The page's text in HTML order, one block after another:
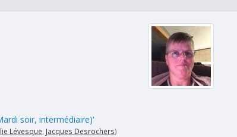
soir, intermédiaire)'
Lévesque Jacques Desrochers)